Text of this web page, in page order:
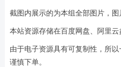
截图内展示的为本组全部图片，图
本站资源存储在百度网盘、阿里云
由于电子资源具有可复制性，所
谨慎下单。